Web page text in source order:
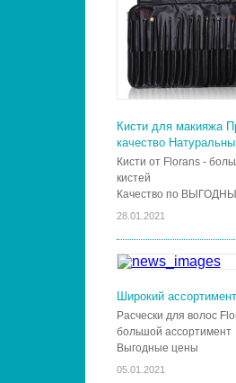
Кисти для макияжа
качество
Кисти от Florans -
кистей
Качество по
28.01.2021
Широкий
Расчески для волос
большой ассортимент
Выгодные цены
05.01.2021